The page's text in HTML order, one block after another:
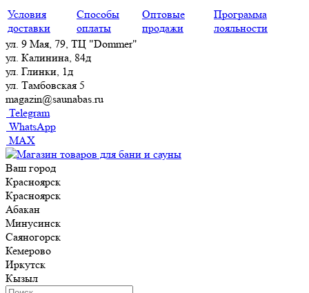
Условия
доставки
Способы
оплаты
Оптовые
продажи
Программа
лояльности
ул. 9 Мая, 79, ТЦ "Dommer"
ул. Калинина, 84д
ул. Глинки, 1д
ул. Тамбовская 5
magazin@saunabas.ru
Telegram
WhatsApp
MAX
Ваш город
Красноярск
Красноярск
Абакан
Минусинск
Саяногорск
Кемерово
Иркутск
Кызыл